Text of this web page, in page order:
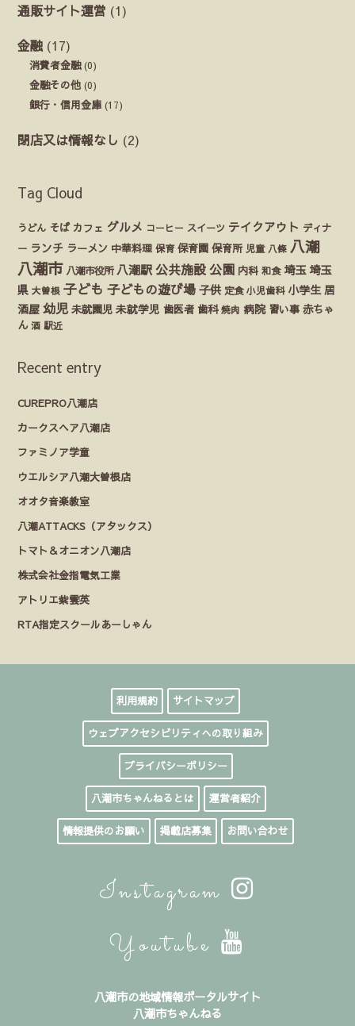
通販サイト運営 (1)
金融 (17)
消費者金融(0)
金融その他 (0)
銀行・信用金庫 (17)
閉店又は情報なし (2)
Tag Cloud
うどん そば カフェ グルメ コーヒー スイーツ テイクアウト ディナ
ー ランチ ラーメン 中華料理 保育 保育園 保育所 児童 八條 八潮
八潮市 八潮市役所 八潮駅 公共施設 公園 内科 和食 埼玉 埼玉
県 大曽根 子ども 子どもの遊び場 子供 定食 小児歯科 小学生 居
酒屋 幼児 未就園児 未就学児 歯医者 歯科 焼肉 病院 習い事 赤ちゃ
ん 酒 駅近
Recent entry
CUREPRO八潮店
カークスヘア八潮店
ファミノア学童
ウエルシア八潮大曽根店
オオタ音楽教室
八潮ATTACKS（アタックス）
トマト＆オニオン八潮店
株式会社金指電気工業
アトリエ紫雲英
RTA指定スクールあーしゃん
利用規約 サイトマップ
ウェブアクセシビリティへの取り組み
プライバシーポリシー
八潮市ちゃんねるとは 運営者紹介
情報提供のお願い 掲載店募集 お問い合わせ
Instagram
Youtube
八潮市の地域情報ポータルサイト
八潮市ちゃんねる